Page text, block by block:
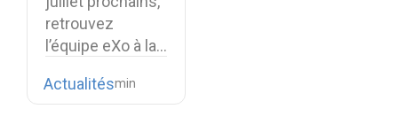
retrouvez
l’équipe eXo à la…
Actualités